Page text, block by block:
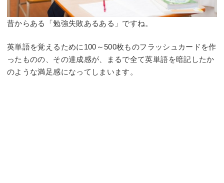
昔からある「勉強失敗あるある」ですね。
英単語を覚えるために100～500枚ものフラッシュカードを作
ったものの、その達成感が、まるで全て英単語を暗記したか
のような満足感になってしまいます。